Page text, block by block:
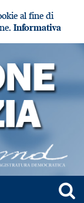
al fine di
Informativa